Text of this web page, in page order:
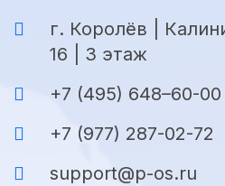
г. Королёв |
16 | 3 этаж
+7 (495) 648–60-
+7 (977) 287-02-72
support@p-os.ru